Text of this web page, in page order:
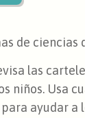
de ciencias
las
niños. Usa
ayudar a